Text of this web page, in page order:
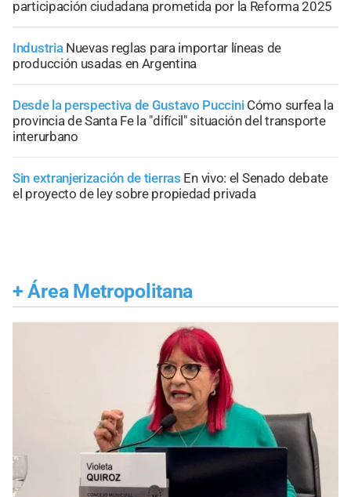
participación ciudadana prometida por la Reforma 2025
Industria Nuevas reglas para importar líneas de
producción usadas en Argentina
Desde la perspectiva de Gustavo Puccini Cómo surfea la
provincia de Santa Fe la "difícil" situación del transporte
interurbano
Sin extranjerización de tierras En vivo: el Senado debate
el proyecto de ley sobre propiedad privada
+ Área Metropolitana